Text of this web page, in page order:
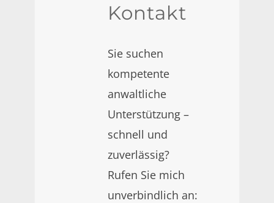
Kontakt
Sie suchen
kompetente
anwaltliche
Unterstützung –
schnell und
zuverlässig?
Rufen Sie mich
unverbindlich an: